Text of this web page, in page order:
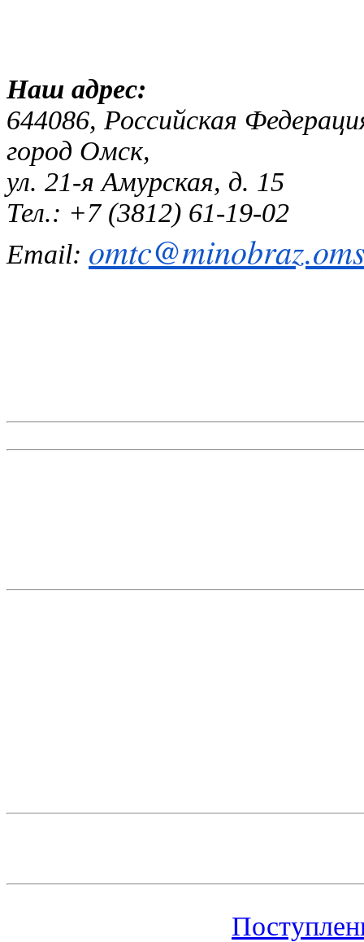
Наш
644086, Российская
город Омск,
ул. 21-я Амурская, д. 15
Тел.: +7 (3812) 61-19-02
Email: